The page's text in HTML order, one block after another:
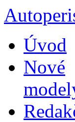
obsahu
webu
Úvod
Nové